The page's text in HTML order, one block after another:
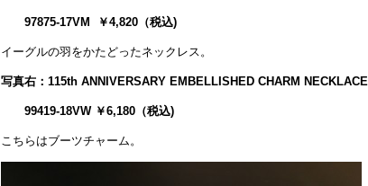
97875-17VM ￥4,820（税込)
イーグルの羽をかたどったネックレス。
写真右：115th ANNIVERSARY EMBELLISHED CHARM NECKLACE
99419-18VW ￥6,180（税込)
こちらはブーツチャーム。